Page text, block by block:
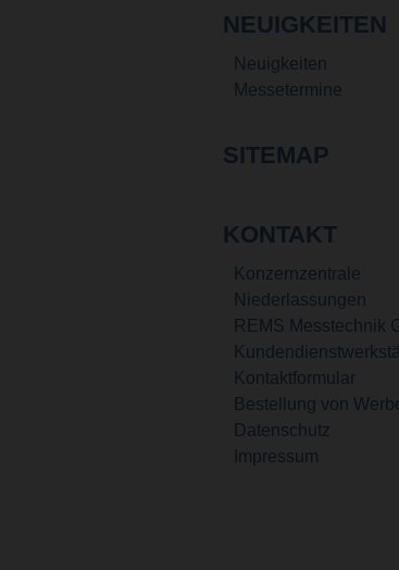
NEUIGKEITEN
Neuigkeiten
Messetermine
SITEMAP
KONTAKT
Konzernzentrale
Niederlassungen
REMS Messtechnik
Kontaktformular
Bestellung von
Datenschutz
Impressum